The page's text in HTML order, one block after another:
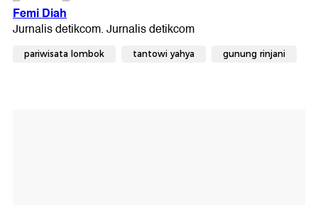
pariwisata lombok tantowi yahya gunung rinjani